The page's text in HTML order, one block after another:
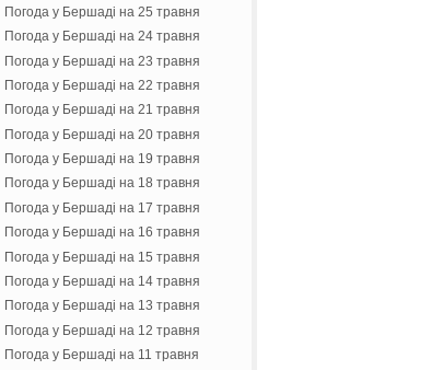
Погода у Бершаді на 25 травня
Погода у Бершаді на 24 травня
Погода у Бершаді на 23 травня
Погода у Бершаді на 22 травня
Погода у Бершаді на 21 травня
Погода у Бершаді на 20 травня
Погода у Бершаді на 19 травня
Погода у Бершаді на 18 травня
Погода у Бершаді на 17 травня
Погода у Бершаді на 16 травня
Погода у Бершаді на 15 травня
Погода у Бершаді на 14 травня
Погода у Бершаді на 13 травня
Погода у Бершаді на 12 травня
Погода у Бершаді на 11 травня